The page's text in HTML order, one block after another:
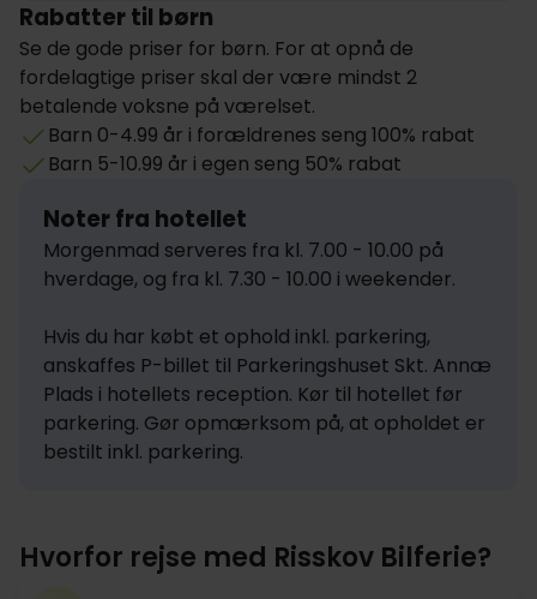
Rabatter til børn
Se de gode priser for børn. For at opnå de
fordelagtige priser skal der være mindst 2
betalende voksne på værelset.
Barn 0-4.99 år i forældrenes seng 100% rabat
Barn 5-10.99 år i egen seng 50% rabat
Noter fra hotellet
Morgenmad serveres fra kl. 7.00 - 10.00 på
hverdage, og fra kl. 7.30 - 10.00 i weekender.
Hvis du har købt et ophold inkl. parkering,
anskaffes P-billet til Parkeringshuset Skt. Annæ
Plads i hotellets reception. Kør til hotellet før
parkering. Gør opmærksom på, at opholdet er
bestilt inkl. parkering.
Hvorfor rejse med Risskov Bilferie?